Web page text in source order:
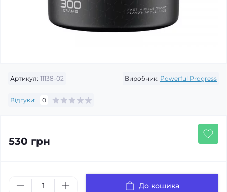
Артикул: 11138-02 Виробник: Powerful Progress
Відгуки: 0
530 грн
До кошика